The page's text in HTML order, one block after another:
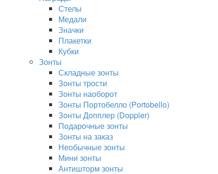
Стелы
Медали
Значки
Плакетки
Кубки
Зонты
Складные зонты
Зонты трости
Зонты наоборот
Зонты Портобелло (Portobello)
Зонты Допплер (Doppler)
Подарочные зонты
Зонты на заказ
Необычные зонты
Мини зонты
Антишторм зонты